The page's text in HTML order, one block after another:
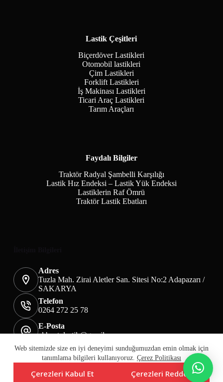
Web sitemizde size en iyi deneyimi sunduğumuzdan emin olmak için
tanımlama bilgileri kullanıyoruz. Çerez Politikası
Çerezleri Kabul Et Çerezleri Reddet
Lastik Çeşitleri
Biçerdöver Lastikleri
Otomobil lastikleri
Çim Lastikleri
Forklift Lastikleri
İş Makinası Lastikleri
Ticari Araç Lastikleri
Tarım Araçları
Faydalı Bilgiler
Traktör Radyal Şambelli Karşılığı
Lastik Hız Endeksi – Lastik Yük Endeksi
Lastiklerin Raf Ömrü
Traktör Lastik Ebatları
Adres
Tuzla Mah. Zirai Aletler San. Sitesi No:2 Adapazarı /
SAKARYA
Telefon
0264 272 25 78
E-Posta
akbaotolastik@gmail.com
Mesafeli Satış Sözleşmesi
Teslimat&İade
Üyelik KVKK Sayfası
Çerez Politikası